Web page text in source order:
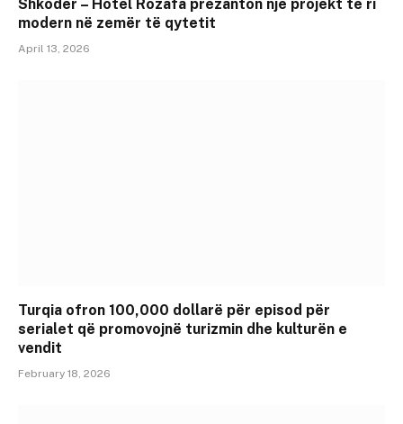
Shkodër – Hotel Rozafa prezanton një projekt të ri
modern në zemër të qytetit
April 13, 2026
Turqia ofron 100,000 dollarë për episod për
serialet që promovojnë turizmin dhe kulturën e
vendit
February 18, 2026